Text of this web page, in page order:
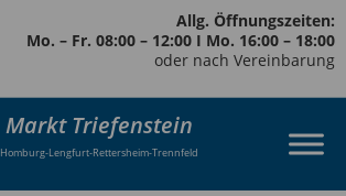
Allg. Öffnungszeiten:
Mo. – Fr. 08:00 – 12:00 I Mo. 16:00 – 18:00
oder nach Vereinbarung
Markt Triefenstein
Homburg-Lengfurt-Rettersheim-Trennfeld